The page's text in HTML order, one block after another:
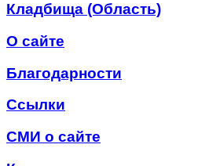
Кладбища (Область)
О сайте
Благодарности
Ссылки
СМИ о сайте